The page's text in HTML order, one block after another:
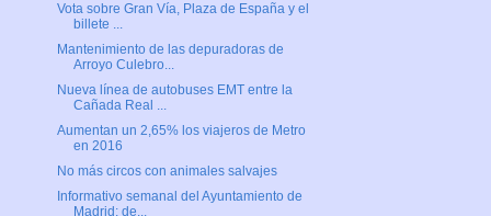
Vota sobre Gran Vía, Plaza de España y el
billete ...
Mantenimiento de las depuradoras de
Arroyo Culebro...
Nueva línea de autobuses EMT entre la
Cañada Real ...
Aumentan un 2,65% los viajeros de Metro
en 2016
No más circos con animales salvajes
Informativo semanal del Ayuntamiento de
Madrid; de...